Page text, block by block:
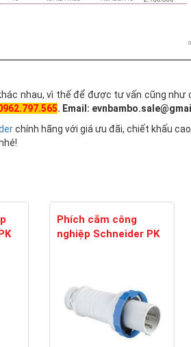
nhau, vì thế để được tư vấn cũng như
962.797.565. Email:
chính hãng với giá ưu đãi, chiết khấu
Phích cắm công
nghiệp Schneider PK